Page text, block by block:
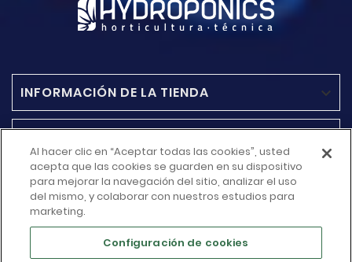
INFORMACIÓN DE LA TIENDA 
MÁS INFORMACIÓN
SU CUENTA 
Al hacer clic en “Aceptar todas las cookies”, usted
acepta que las cookies se guarden en su dispositivo
para mejorar la navegación del sitio, analizar el uso
del mismo, y colaborar con nuestros estudios para
marketing.
Configuración de cookies